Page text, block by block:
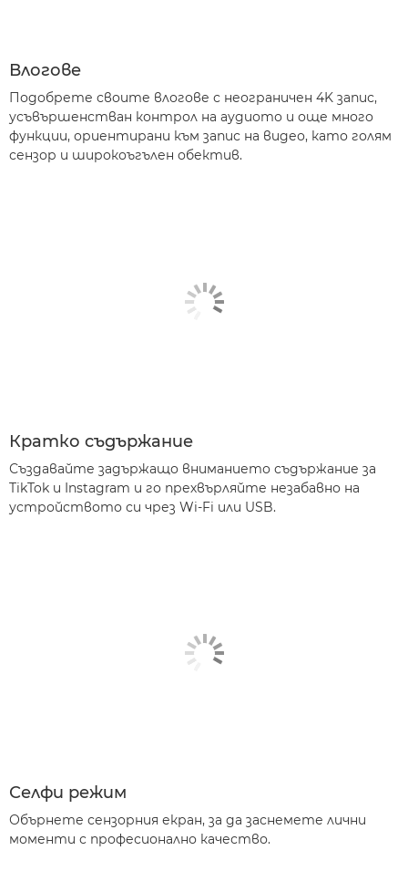
Влогове
Подобрете своите влогове с неограничен 4K запис,
усъвършенстван контрол на аудиото и още много
функции, ориентирани към запис на видео, като голям
сензор и широкоъгълен обектив.
Кратко съдържание
Създавайте задържащо вниманието съдържание за
TikTok и Instagram и го прехвърляйте незабавно на
устройството си чрез Wi-Fi или USB.
Селфи режим
Обърнете сензорния екран, за да заснемете лични
моменти с професионално качество.